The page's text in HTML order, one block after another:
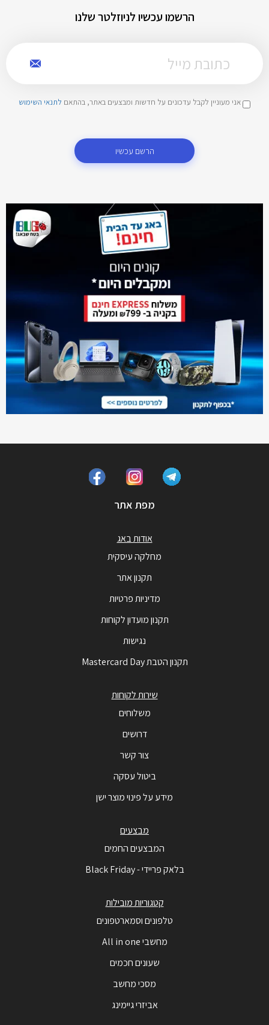
הרשמו עכשיו לניוזלטר שלנו
אני מעוניין לקבל עדכונים על חדשות ומבצעים באתר, בהתאם לתנאי השימוש
הרשם עכשיו
מפת אתר
אודות באג
מחלקה עיסקית
תקנון אתר
מדיניות פרטיות
תקנון מועדון לקוחות
נגישות
תקנון הטבת Mastercard Day
שירות לקוחות
משלוחים
דרושים
צור קשר
ביטול עסקה
מידע על פינוי מוצר ישן
מבצעים
המבצעים החמים
בלאק פריידי - Black Friday
קטגוריות מובילות
טלפונים וסמארטפונים
מחשבי All in one
שעונים חכמים
מסכי מחשב
אביזרי גיימינג